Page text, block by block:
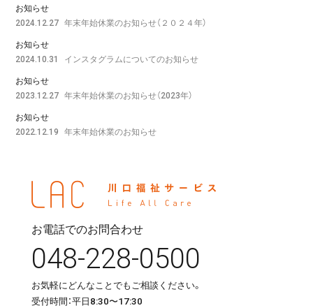
2024.12.27
お知らせ
年末年始休業のお知らせ（２０２４年）
2024.10.31
お知らせ
インスタグラムについてのお知らせ
2023.12.27
お知らせ
年末年始休業のお知らせ（2023年）
2022.12.19
お知らせ
年末年始休業のお知らせ
お電話でのお問合わせ
048-228-0500
お気軽にどんなことでもご相談ください。
受付時間：平日8:30〜17:30